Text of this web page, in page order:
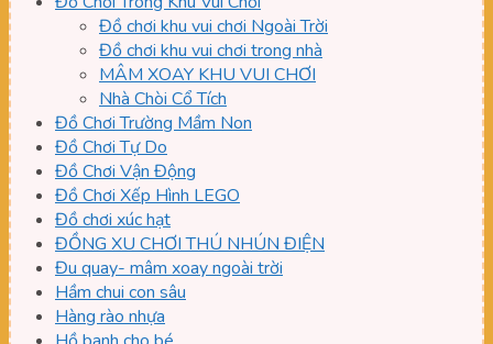
Đồ chơi khu vui chơi Ngoài Trời
Đồ chơi khu vui chơi trong nhà
MÂM XOAY KHU VUI CHƠI
Nhà Chòi Cổ Tích
Đồ Chơi Trường Mầm Non
Đồ Chơi Tự Do
Đồ Chơi Vận Động
Đồ Chơi Xếp Hình LEGO
Đồ chơi xúc hạt
ĐỒNG XU CHƠI THÚ NHÚN ĐIỆN
Đu quay- mâm xoay ngoài trời
Hầm chui con sâu
Hàng rào nhựa